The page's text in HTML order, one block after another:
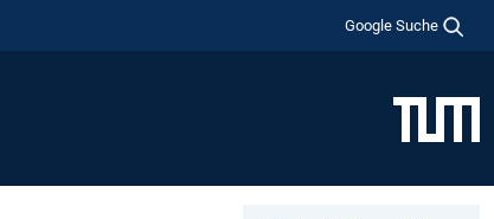
Google Suche